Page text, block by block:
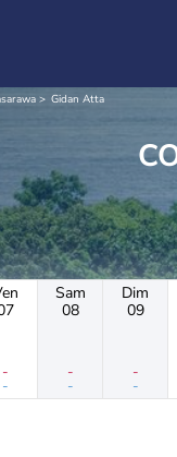
Gidan Atta
-
-
Sam
08
-
-
Dim
09
-
-